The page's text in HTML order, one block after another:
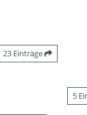
23 Einträge
5